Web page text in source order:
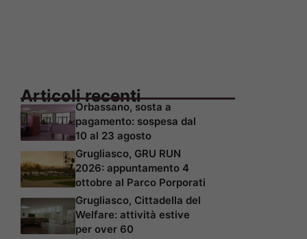
Articoli recenti
Orbassano, sosta a
pagamento: sospesa dal
10 al 23 agosto
Grugliasco, GRU RUN
2026: appuntamento 4
ottobre al Parco Porporati
Grugliasco, Cittadella del
Welfare: attività estive
per over 60